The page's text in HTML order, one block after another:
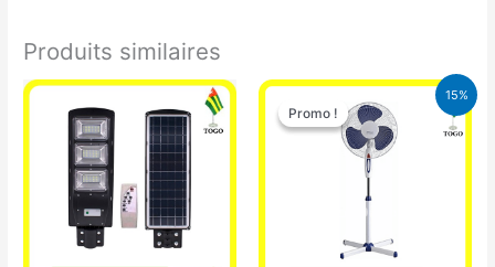
Produits similaires
15%
Promo !
Promo !
Le
prix
initial
était :
10.000 CFA.
Le